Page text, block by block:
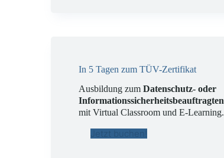
In 5 Tagen zum TÜV-Zertifikat
Ausbildung zumDatenschutz- oder
Informationssicherheitsbeauftragten
mit Virtual Classroom und E-Learning.
Jetzt buchen!